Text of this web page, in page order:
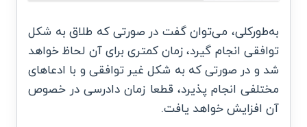
به‌طورکلی، می‌توان گفت در صورتی که طلاق به شکل
توافقی انجام گیرد، زمان کمتری برای آن لحاظ خواهد
شد و در صورتی که به شکل غیر توافقی و با ادعاهای
مختلفی انجام پذیرد، قطعا زمان دادرسی در خصوص
آن افزایش خواهد یافت.